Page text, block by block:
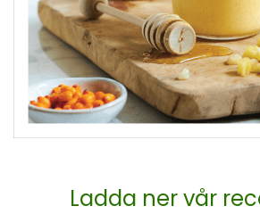
Ladda ner vår